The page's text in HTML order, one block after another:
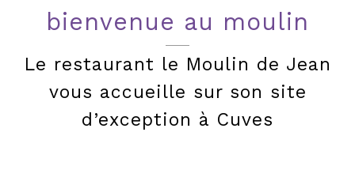
bienvenue au moulin
Le restaurant le Moulin de Jean
vous accueille sur son site
d’exception à Cuves